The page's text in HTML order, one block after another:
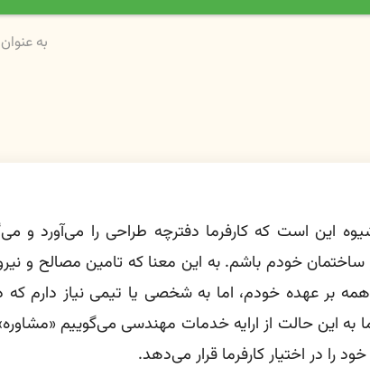
به
این است که کارفرما دفترچه طراحی را می‌آورد و
ساختمان خودم باشم. به این معنا که تامین مصالح و
بر عهده خودم، اما به شخصی یا تیمی نیاز دارم
به این حالت از ارایه خدمات مهندسی می‌گوییم
را در اختیار کارفرما قرار می‌دهد.